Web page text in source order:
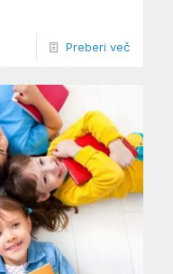
Preberi več